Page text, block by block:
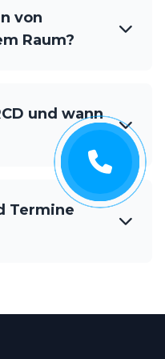
von
Raum?
und wann
Termine